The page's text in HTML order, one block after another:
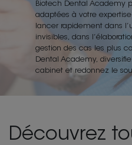
Biotech Dental Academy
adaptées à votre
lancer rapidement dans
invisibles, dans
gestion des cas les plus
Dental Academy,
cabinet et redonnez le
Découvrez